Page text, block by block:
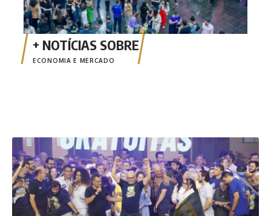
ECONOMIA E MERCADO